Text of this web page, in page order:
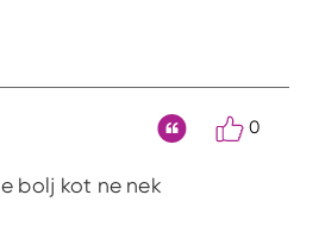
bolj kot ne nek
0